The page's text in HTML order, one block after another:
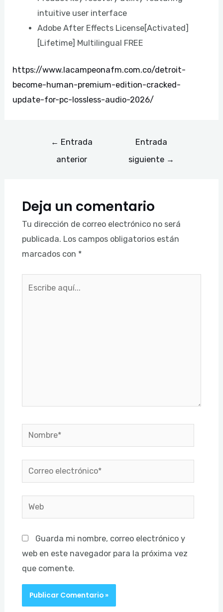
intuitive user interface
Adobe After Effects License[Activated]
[Lifetime] Multilingual FREE
https://www.lacampeonafm.com.co/detroit-
become-human-premium-edition-cracked-
update-for-pc-lossless-audio-2026/
← Entrada
anterior
Entrada
siguiente →
Deja un comentario
Tu dirección de correo electrónico no será
publicada. Los campos obligatorios están
marcados con *
Nombre*
Correo
electrónico*
Web
Guarda mi nombre, correo electrónico y
web en este navegador para la próxima vez
que comente.